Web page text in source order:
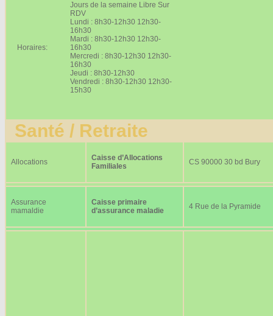
Horaires:
Jours de la semaine Libre Sur
RDV
Lundi : 8h30-12h30 12h30-
16h30
Mardi : 8h30-12h30 12h30-
16h30
Mercredi : 8h30-12h30 12h30-
16h30
Jeudi : 8h30-12h30
Vendredi : 8h30-12h30 12h30-
15h30
Santé / Retraite
Allocations
Caisse d’Allocations
Familiales
CS 90000 30 bd Bury
Assurance
mamaldie
Caisse primaire
d’assurance maladie
4 Rue de la Pyramide